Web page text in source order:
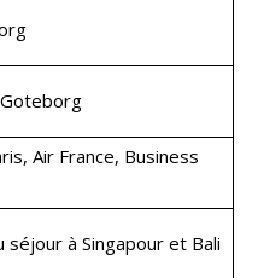
Air France, Business
séjour à Singapour et Bali